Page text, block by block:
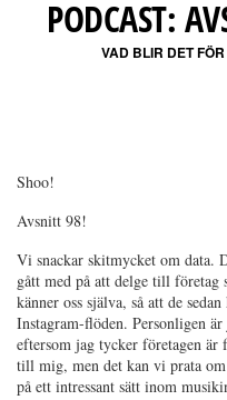
PODCAST:
VAD BLIR DET
Shoo!
Avsnitt 98!
Vi snackar skitmycket om
gått med på att delge till företag
känner oss själva, så att de
Instagram-flöden. Personligen
eftersom jag tycker företagen
till mig, men det kan vi prata om
på ett intressant sätt inom